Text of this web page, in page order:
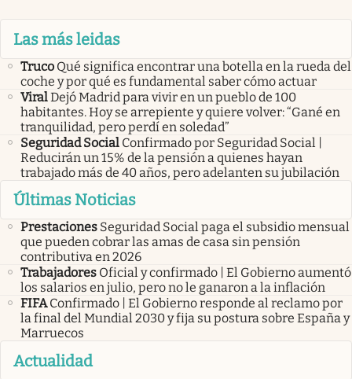
Las más leidas
Truco Qué significa encontrar una botella en la rueda del
coche y por qué es fundamental saber cómo actuar
ViralDejó Madrid para vivir en un pueblo de 100
habitantes. Hoy se arrepiente y quiere volver: “Gané en
tranquilidad, pero perdí en soledad”
Seguridad Social Confirmado por Seguridad Social |
Reducirán un 15% de la pensión a quienes hayan
trabajado más de 40 años, pero adelanten su jubilación
Últimas Noticias
Prestaciones Seguridad Social paga el subsidio mensual
que pueden cobrar las amas de casa sin pensión
contributiva en 2026
Trabajadores Oficial y confirmado | El Gobierno aumentó
los salarios en julio, pero no le ganaron a la inflación
FIFA Confirmado | El Gobierno responde al reclamo por
la final del Mundial 2030 y fija su postura sobre España y
Marruecos
Actualidad